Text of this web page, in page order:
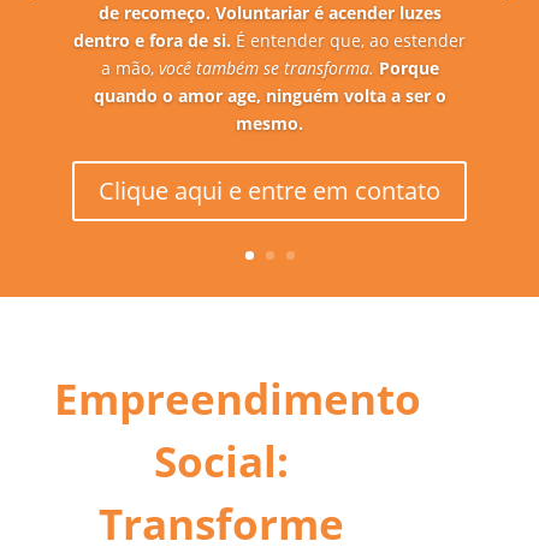
de recomeço. Voluntariar é acender luzes
dentro e fora de si. É entender que, ao estender
a mão, você também se transforma. Porque
quando o amor age, ninguém volta a ser o
mesmo.
Clique aqui e entre em contato
Empreendimento
Social:
Transforme